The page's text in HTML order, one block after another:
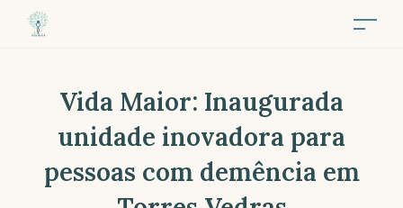
Vida Maior: Inaugurada
unidade inovadora para
pessoas com demência em